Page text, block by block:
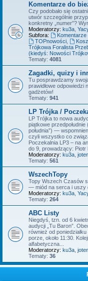
Komentarze do
Czy podobało się
utwór szczególnie
konkretny „numer”?
Moderatorzy: ku3a
Subfora:
TOPnowości,
Trójkowa Foralista
(kiedyś: Nowości
Tematy: 4081
Zagadki, quizy i
Tu posprawdzamy
prawidłowe odpowiedzi
gadżetów!
Tematy: 941
LP Trójka /
LP Trójka to nowa
piątkowe
południa”) —
czyli wszystko co
Poczekalnia LP3 – na
do 9, prowadzący: Piotr
Moderatorzy: ku3a
Tematy: 561
WszechTopy
Topy Wszech Czasów
— miód na serca i uszy
Moderatorzy: ku3a
Tematy: 264
ABC Listy
Niegdyś, tzn. od 6
audycji „Tu Baron”.
również od
porze, około 11:30.
alfabetyczna...
Moderatorzy: ku3a
Tematy: 36